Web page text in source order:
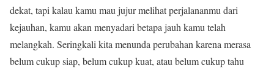
dekat, tapi kalau kamu mau jujur melihat perjalananmu dari
kejauhan, kamu akan menyadari betapa jauh kamu telah
melangkah. Seringkali kita menunda perubahan karena merasa
belum cukup siap, belum cukup kuat, atau belum cukup tahu